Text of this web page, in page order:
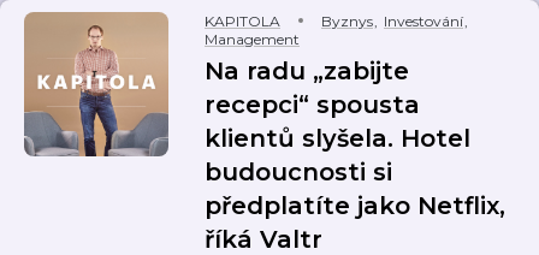
KAPITOLA Byznys, Investování,
Management
Na radu „zabijte
recepci“ spousta
klientů slyšela. Hotel
budoucnosti si
předplatíte jako Netflix,
říká Valtr